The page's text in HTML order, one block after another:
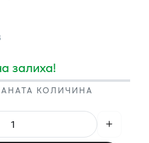
залиха!
КОЛИЧИНА